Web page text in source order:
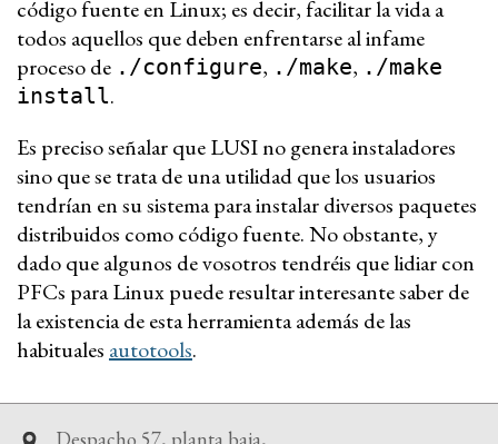
código fuente en Linux; es decir, facilitar la vida a
todos aquellos que deben enfrentarse al infame
proceso de ./configure, ./make, ./make
install.
Es preciso señalar que LUSI no genera instaladores
sino que se trata de una utilidad que los usuarios
tendrían en su sistema para instalar diversos paquetes
distribuidos como código fuente. No obstante, y
dado que algunos de vosotros tendréis que lidiar con
PFCs para Linux puede resultar interesante saber de
la existencia de esta herramienta además de las
habituales autotools.
Despacho 57, planta baja,